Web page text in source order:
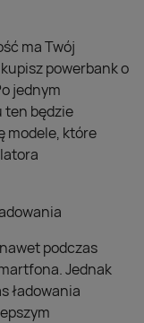
ma Twój
powerbank o
jednym
ten będzie
modele, które
podczas
Jednak
ładowania